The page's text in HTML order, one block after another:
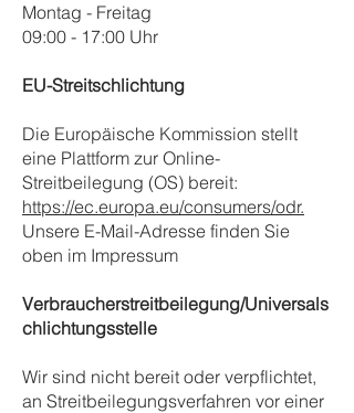
Montag - Freitag
09:00 - 17:00 Uhr
EU-Streitschlichtung
Die Europäische Kommission stellt
eine Plattform zur Online-
Streitbeilegung (OS) bereit:
https://ec.europa.eu/consumers/odr.
Unsere E-Mail-Adresse finden Sie
oben im Impressum
Verbraucherstreitbeilegung/Universals
chlichtungsstelle
Wir sind nicht bereit oder verpflichtet,
an Streitbeilegungsverfahren vor einer